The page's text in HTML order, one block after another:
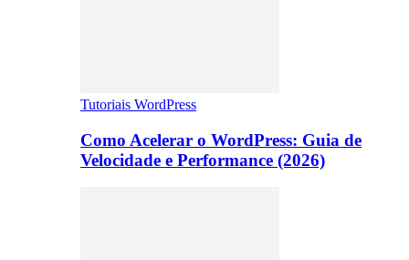
Tutoriais WordPress
Como Acelerar o WordPress: Guia de
Velocidade e Performance (2026)